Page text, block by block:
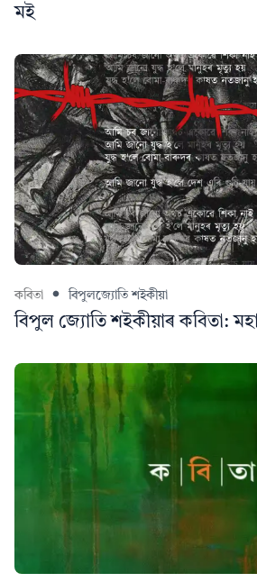
মই
কবিতা বিপুলজ্যোতি শইকীয়া
বিপুল জ্যোতি শইকীয়াৰ কবিতা: